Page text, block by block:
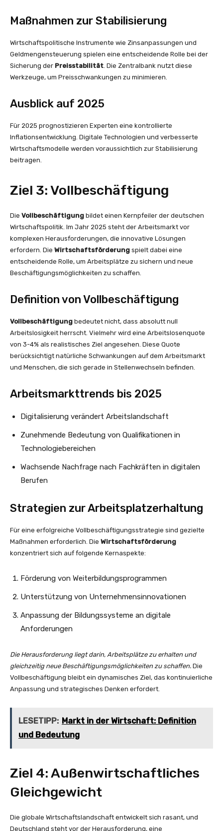
Maßnahmen zur Stabilisierung
Wirtschaftspolitische Instrumente wie Zinsanpassungen und
Geldmengensteuerung spielen eine entscheidende Rolle bei der
Sicherung der Preisstabilität. Die Zentralbank nutzt diese
Werkzeuge, um Preisschwankungen zu minimieren.
Ausblick auf 2025
Für 2025 prognostizieren Experten eine kontrollierte
Inflationsentwicklung. Digitale Technologien und verbesserte
Wirtschaftsmodelle werden voraussichtlich zur Stabilisierung
beitragen.
Ziel 3: Vollbeschäftigung
Die Vollbeschäftigung bildet einen Kernpfeiler der deutschen
Wirtschaftspolitik. Im Jahr 2025 steht der Arbeitsmarkt vor
komplexen Herausforderungen, die innovative Lösungen
erfordern. Die Wirtschaftsförderung spielt dabei eine
entscheidende Rolle, um Arbeitsplätze zu sichern und neue
Beschäftigungsmöglichkeiten zu schaffen.
Definition von Vollbeschäftigung
Vollbeschäftigung bedeutet nicht, dass absolutt null
Arbeitslosigkeit herrscht. Vielmehr wird eine Arbeitslosenquote
von 3-4% als realistisches Ziel angesehen. Diese Quote
berücksichtigt natürliche Schwankungen auf dem Arbeitsmarkt
und Menschen, die sich gerade in Stellenwechseln befinden.
Arbeitsmarkttrends bis 2025
Digitalisierung verändert Arbeitslandschaft
Zunehmende Bedeutung von Qualifikationen in
Technologiebereichen
Wachsende Nachfrage nach Fachkräften in digitalen
Berufen
Strategien zur Arbeitsplatzerhaltung
Für eine erfolgreiche Vollbeschäftigungsstrategie sind gezielte
Maßnahmen erforderlich. Die Wirtschaftsförderung
konzentriert sich auf folgende Kernaspekte:
Förderung von Weiterbildungsprogrammen
Unterstützung von Unternehmensinnovationen
Anpassung der Bildungssysteme an digitale
Anforderungen
Die Herausforderung liegt darin, Arbeitsplätze zu erhalten und
gleichzeitig neue Beschäftigungsmöglichkeiten zu schaffen. Die
Vollbeschäftigung bleibt ein dynamisches Ziel, das kontinuierliche
Anpassung und strategisches Denken erfordert.
LESETIPP: Markt in der Wirtschaft: Definition
und Bedeutung
Ziel 4: Außenwirtschaftliches
Gleichgewicht
Die globale Wirtschaftslandschaft entwickelt sich rasant, und
Deutschland steht vor der Herausforderung, eine